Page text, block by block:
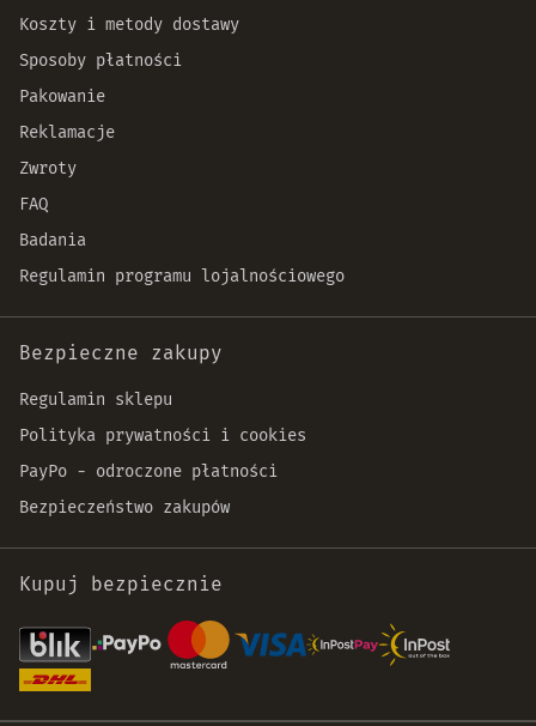
Koszty i metody dostawy
Sposoby płatności
Pakowanie
Reklamacje
Zwroty
FAQ
Badania
Regulamin programu lojalnościowego
Bezpieczne zakupy
Regulamin sklepu
Polityka prywatności i cookies
PayPo - odroczone płatności
Bezpieczeństwo zakupów
Kupuj bezpiecznie